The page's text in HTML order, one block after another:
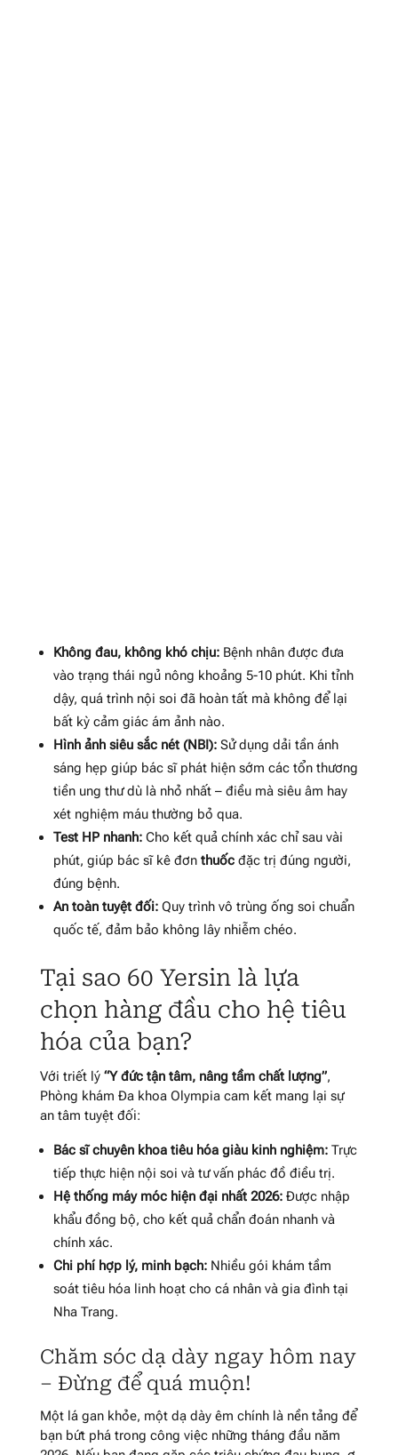
Không đau, không khó chịu:Bệnh nhân được đưa
vào trạng thái ngủ nông khoảng 5-10 phút. Khi tỉnh
dậy, quá trình nội soi đã hoàn tất mà không để lại
bất kỳ cảm giác ám ảnh nào.
Hình ảnh siêu sắc nét (NBI):Sử dụng dải tần ánh
sáng hẹp giúp bác sĩ phát hiện sớm các tổn thương
tiền ung thư dù là nhỏ nhất – điều mà siêu âm hay
xét nghiệm máu thường bỏ qua.
Test HP nhanh:Cho kết quả chính xác chỉ sau vài
phút, giúp bác sĩ kê đơn thuốcđặc trị đúng người,
đúng bệnh.
An toàn tuyệt đối:Quy trình vô trùng ống soi chuẩn
quốc tế, đảm bảo không lây nhiễm chéo.
Tại sao 60 Yersin là lựa
chọn hàng đầu cho hệ tiêu
hóa của bạn?
Với triết lý “Y đức tận tâm, nâng tầm chất lượng”,
Phòng khám Đa khoa Olympia cam kết mang lại sự
an tâm tuyệt đối:
Bác sĩ chuyên khoa tiêu hóa giàu kinh nghiệm:Trực
tiếp thực hiện nội soi và tư vấn phác đồ điều trị.
Hệ thống máy móc hiện đại nhất 2026:Được nhập
khẩu đồng bộ, cho kết quả chẩn đoán nhanh và
chính xác.
Chi phí hợp lý, minh bạch:Nhiều gói khám tầm
soát tiêu hóa linh hoạt cho cá nhân và gia đình tại
Nha Trang.
Chăm sóc dạ dày ngay hôm nay
– Đừng để quá muộn!
Một lá gan khỏe, một dạ dày êm chính là nền tảng để
bạn bứt phá trong công việc những tháng đầu năm